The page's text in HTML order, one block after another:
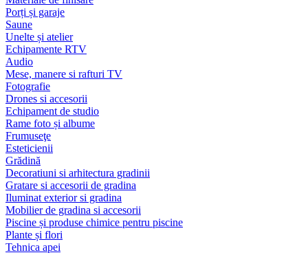
Porți și garaje
Saune
Unelte și atelier
Echipamente RTV
Audio
Mese, manere si rafturi TV
Fotografie
Drones si accesorii
Echipament de studio
Rame foto și albume
Frumuseţe
Esteticienii
Grădină
Decoratiuni si arhitectura gradinii
Gratare si accesorii de gradina
Iluminat exterior si gradina
Mobilier de gradina si accesorii
Piscine și produse chimice pentru piscine
Plante și flori
Tehnica apei